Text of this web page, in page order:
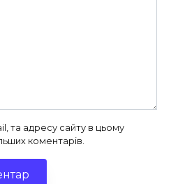
та адресу сайту в цьому
коментарів.